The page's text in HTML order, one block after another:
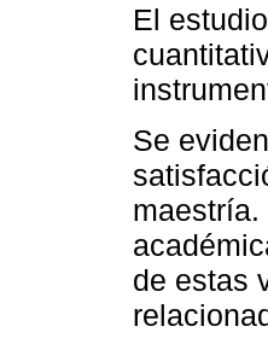
El
Se
de estas